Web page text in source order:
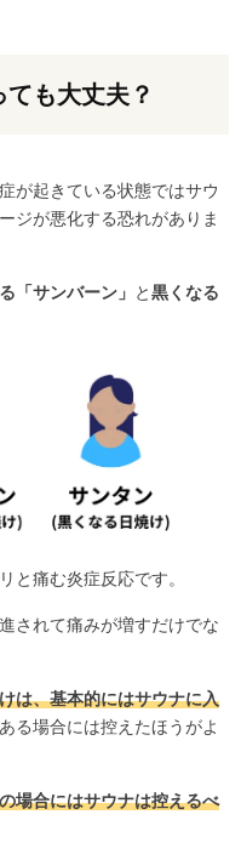
も大丈夫？
が起きている状態ではサウ
ジが悪化する恐れがありま
「サンバーン」 と黒くなる
と痛む炎症反応です。
されて痛みが増すだけでな
は、基本的にはサウナに入
る場合には控えたほうがよ
場合にはサウナは控えるべ